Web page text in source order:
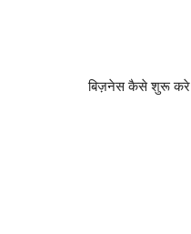
बिज़नेस कैसे शुरू करे